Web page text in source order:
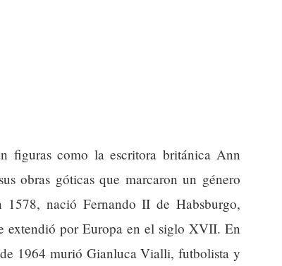
figuras como la escritora británica Ann
obras góticas que marcaron un género
nació Fernando II de Habsburgo,
extendió por Europa en el siglo XVII. En
1964 murió Gianluca Vialli, futbolista y